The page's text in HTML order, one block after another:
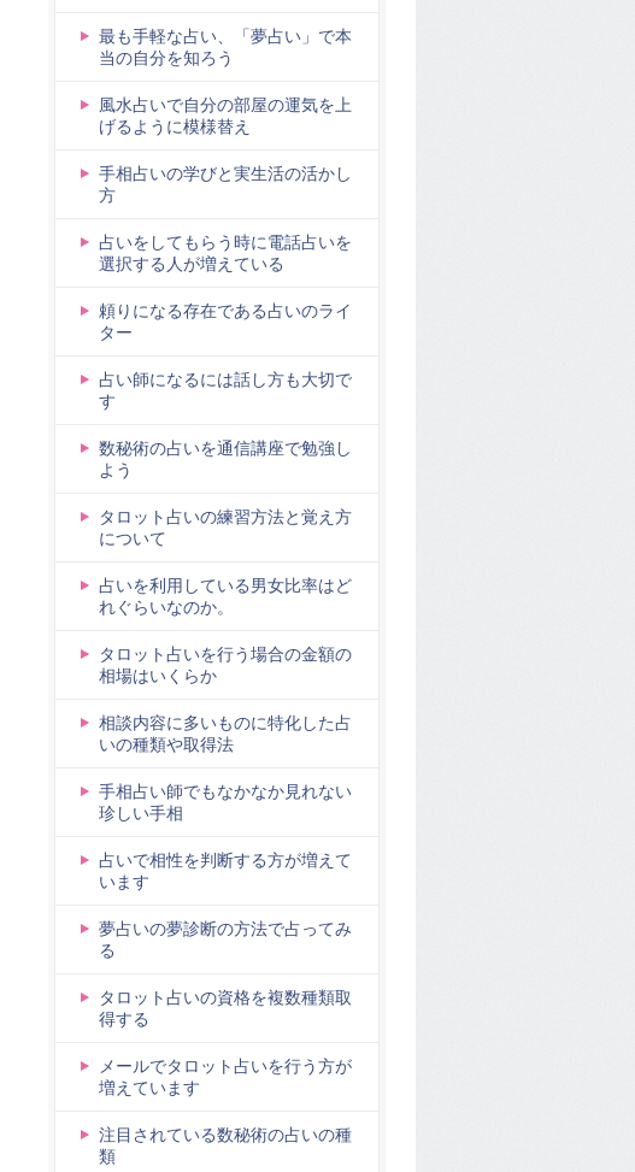
最も手軽な占い、「夢占い」で本
当の自分を知ろう
風水占いで自分の部屋の運気を上
げるように模様替え
手相占いの学びと実生活の活かし
方
占いをしてもらう時に電話占いを
選択する人が増えている
頼りになる存在である占いのライ
ター
占い師になるには話し方も大切で
す
数秘術の占いを通信講座で勉強し
よう
タロット占いの練習方法と覚え方
について
占いを利用している男女比率はど
れぐらいなのか。
タロット占いを行う場合の金額の
相場はいくらか
相談内容に多いものに特化した占
いの種類や取得法
手相占い師でもなかなか見れない
珍しい手相
占いで相性を判断する方が増えて
います
夢占いの夢診断の方法で占ってみ
る
タロット占いの資格を複数種類取
得する
メールでタロット占いを行う方が
増えています
注目されている数秘術の占いの種
類